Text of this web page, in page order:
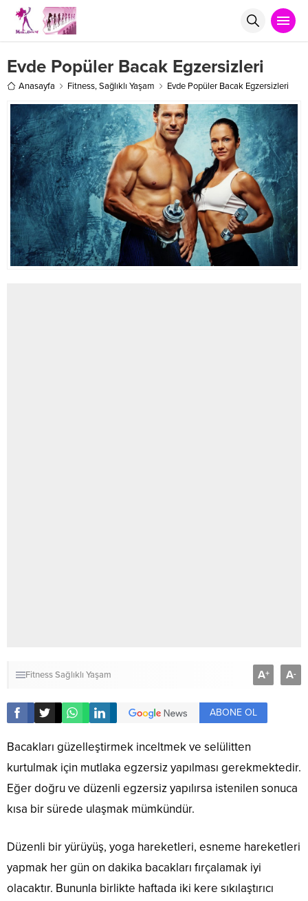
Evde Popüler Bacak Egzersizleri
Anasayfa Fitness,Sağlıklı Yaşam Evde Popüler Bacak Egzersizleri
FitnessSağlıklı Yaşam A+ A-
ABONE OL
Bacakları güzelleştirmek inceltmek ve selülitten
kurtulmak için mutlaka egzersiz yapılması gerekmektedir.
Eğer doğru ve düzenli egzersiz yapılırsa istenilen sonuca
kısa bir sürede ulaşmak mümkündür.
Düzenli bir yürüyüş, yoga hareketleri, esneme hareketleri
yapmak her gün on dakika bacakları fırçalamak iyi
olacaktır. Bununla birlikte haftada iki kere sıkılaştırıcı